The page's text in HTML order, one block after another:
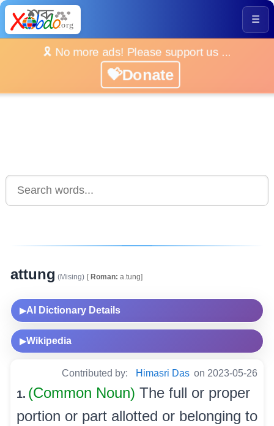
☰
🎗️ No more ads! Please support us ...
💝Donate
attung (Mising) [Roman: a.tung]
▶AI Dictionary Details
▶Wikipedia
Contributed by: Himasri Das on 2023-05-26
1. (Common Noun) The full or proper
portion or part allotted or belonging to